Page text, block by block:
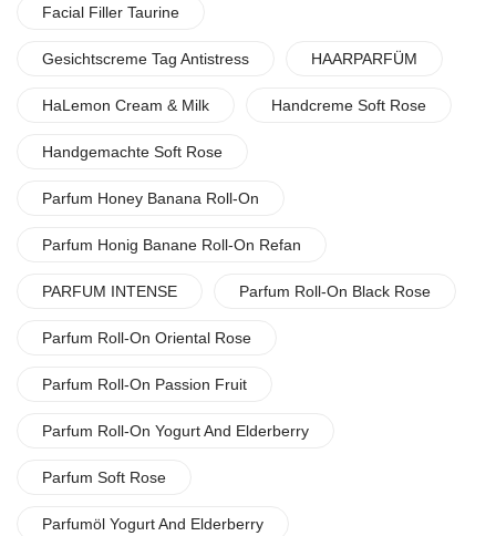
Facial Filler Taurine
Gesichtscreme Tag Antistress HAARPARFÜM
HaLemon Cream & Milk Handcreme Soft Rose
Handgemachte Soft Rose
Parfum Honey Banana Roll-On
Parfum Honig Banane Roll-On Refan
PARFUM INTENSE Parfum Roll-On Black Rose
Parfum Roll-On Oriental Rose
Parfum Roll-On Passion Fruit
Parfum Roll-On Yogurt And Elderberry
Parfum Soft Rose
Parfumöl Yogurt And Elderberry